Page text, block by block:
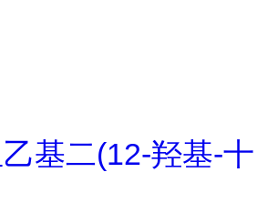
乙基二(12-羟基-十